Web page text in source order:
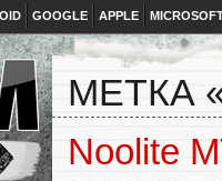
GOOGLE APPLE
МЕТКА
Noolite